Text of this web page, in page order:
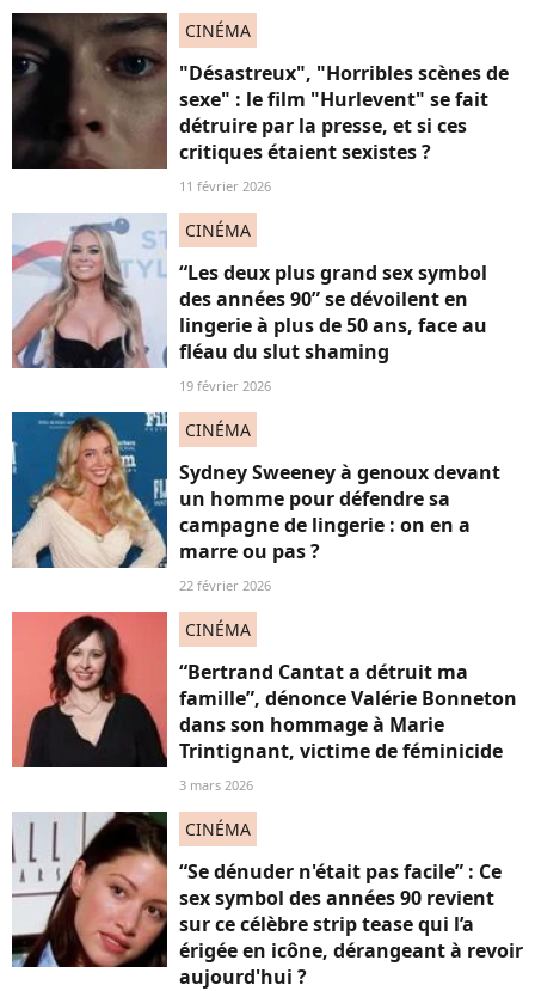
CINÉMA
"Désastreux", "Horribles scènes de
sexe" : le film "Hurlevent" se fait
détruire par la presse, et si ces
critiques étaient sexistes ?
11 février 2026
CINÉMA
“Les deux plus grand sex symbol
des années 90” se dévoilent en
lingerie à plus de 50 ans, face au
fléau du slut shaming
19 février 2026
CINÉMA
Sydney Sweeney à genoux devant
un homme pour défendre sa
campagne de lingerie : on en a
marre ou pas ?
22 février 2026
CINÉMA
“Bertrand Cantat a détruit ma
famille”, dénonce Valérie Bonneton
dans son hommage à Marie
Trintignant, victime de féminicide
3 mars 2026
CINÉMA
“Se dénuder n'était pas facile” : Ce
sex symbol des années 90 revient
sur ce célèbre strip tease qui l’a
érigée en icône, dérangeant à revoir
aujourd'hui ?